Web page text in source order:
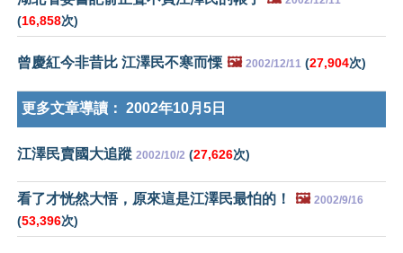
(16,858次)
曾慶紅今非昔比 江澤民不寒而慄 🖼️ 2002/12/11 (27,904次)
更多文章導讀： 2002年10月5日
江澤民賣國大追蹤 2002/10/2 (27,626次)
看了才恍然大悟，原來這是江澤民最怕的！ 🖼️ 2002/9/16
(53,396次)